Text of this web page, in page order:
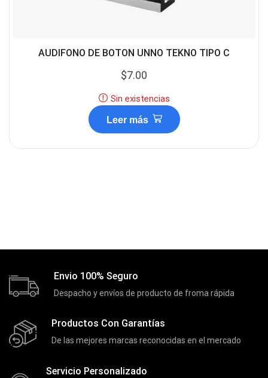
AUDIFONO DE BOTON UNNO TEKNO TIPO C
$7.00
Sin existencias
Leer más
Envio 100% Seguro
Despacho y envíos de producto de froma rápida
Productos Con Garantías
De las mejores marcas reconocidas en el mercado
Servicio Personalizado